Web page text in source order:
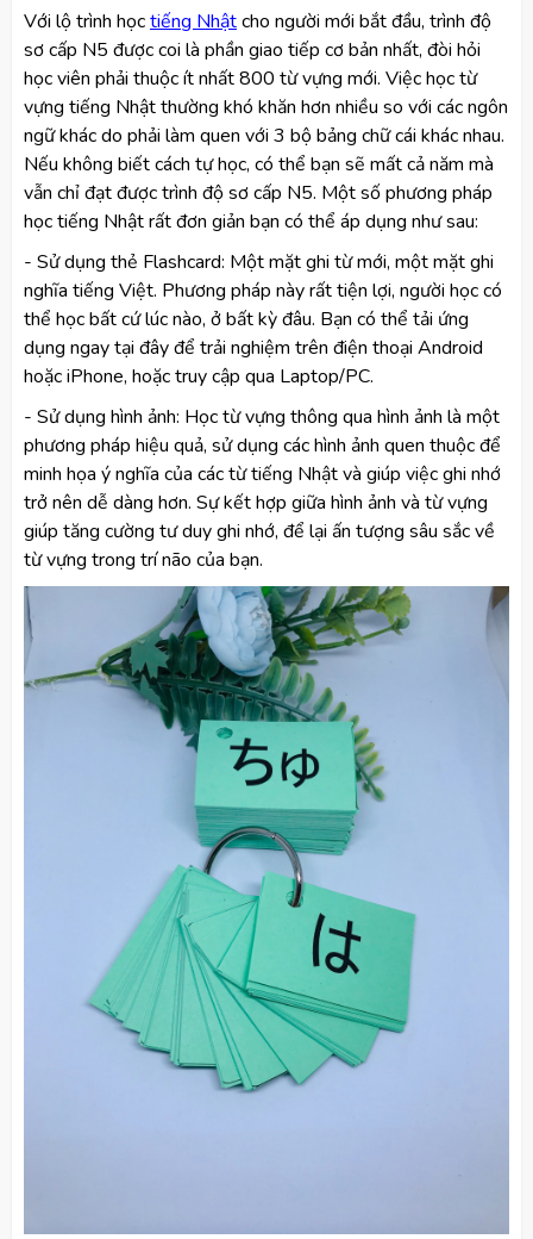
Với lộ trình họctiếng Nhậtcho người mới bắt đầu, trình độ
sơ cấp N5 được coi là phần giao tiếp cơ bản nhất, đòi hỏi
học viên phải thuộc ít nhất 800 từ vựng mới. Việc học từ
vựng tiếng Nhật thường khó khăn hơn nhiều so với các ngôn
ngữ khác do phải làm quen với 3 bộ bảng chữ cái khác nhau.
Nếu không biết cách tự học, có thể bạn sẽ mất cả năm mà
vẫn chỉ đạt được trình độ sơ cấp N5. Một số phương pháp
học tiếng Nhật rất đơn giản bạn có thể áp dụng như sau:
- Sử dụng thẻ Flashcard: Một mặt ghi từ mới, một mặt ghi
nghĩa tiếng Việt. Phương pháp này rất tiện lợi, người học có
thể học bất cứ lúc nào, ở bất kỳ đâu. Bạn có thể tải ứng
dụng ngay tại đây để trải nghiệm trên điện thoại Android
hoặc iPhone, hoặc truy cập qua Laptop/PC.
- Sử dụng hình ảnh: Học từ vựng thông qua hình ảnh là một
phương pháp hiệu quả, sử dụng các hình ảnh quen thuộc để
minh họa ý nghĩa của các từ tiếng Nhật và giúp việc ghi nhớ
trở nên dễ dàng hơn. Sự kết hợp giữa hình ảnh và từ vựng
giúp tăng cường tư duy ghi nhớ, để lại ấn tượng sâu sắc về
từ vựng trong trí não của bạn.